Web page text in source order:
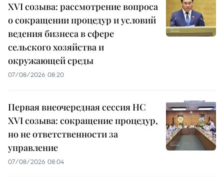
XVI созыва: рассмотрение вопроса
о сокращении процедур и условий
ведения бизнеса в сфере
сельского хозяйства и
окружающей среды
07/08/2026 08:20
Первая внеочередная сессия НС
XVI созыва: сокращение процедур,
но не ответственности за
управление
07/08/2026 08:04